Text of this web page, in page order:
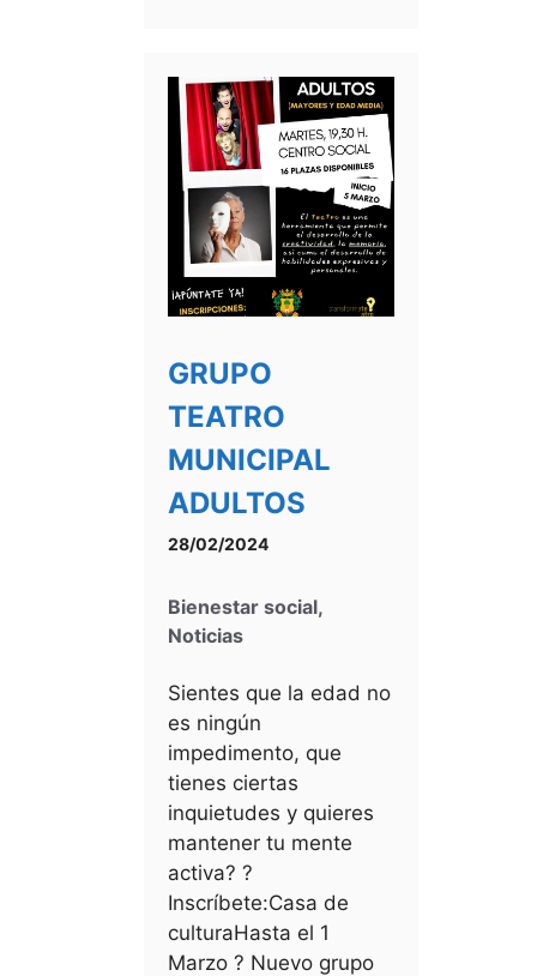
GRUPO
TEATRO
MUNICIPAL
ADULTOS
28/02/2024
Bienestar social,
Noticias
Sientes que la edad no
es ningún
impedimento, que
tienes ciertas
inquietudes y quieres
mantener tu mente
activa? ?
Inscríbete:Casa de
culturaHasta el 1
Marzo ? Nuevo grupo